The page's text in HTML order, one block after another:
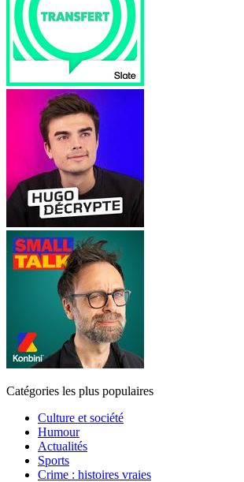
Catégories les plus populaires
Culture et société
Humour
Actualités
Sports
Crime : histoires vraies